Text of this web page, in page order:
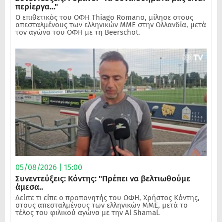
περίεργα..."
Ο επιθετικός του ΟΦΗ Thiago Romano, μίλησε στους
απεσταλμένους των ελληνικών ΜΜΕ στην Ολλανδία, μετά
τον αγώνα του ΟΦΗ με τη Beerschot.
05/08/2026 | 15:00
Συνεντεύξεις: Κόντης: "Πρέπει να βελτιωθούμε
άμεσα..
Δείιτε τι είπε ο προπονητής του ΟΦΗ, Χρήστος Κόντης,
στους απεσταλμένους των ελληνικών ΜΜΕ, μετά το
τέλος του φιλικού αγώνα με την Al Shamal.